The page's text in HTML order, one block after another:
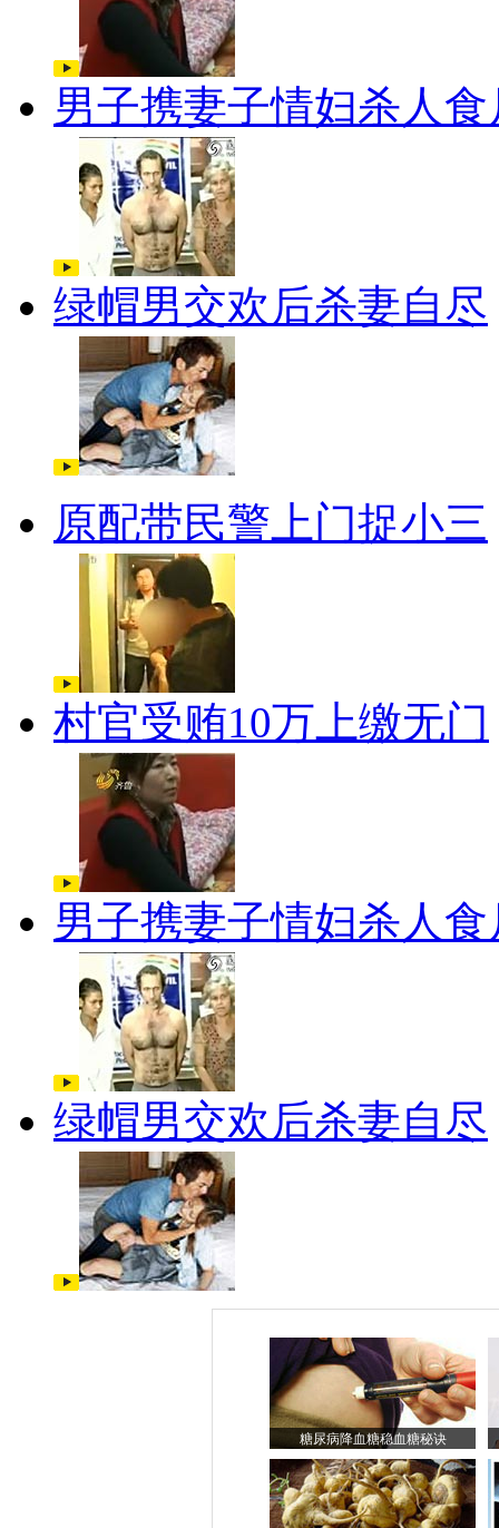
男子携妻子情妇杀人食
绿帽男交欢后杀妻自尽
原配带民警上门捉小三
村官受贿10万上缴无门
男子携妻子情妇杀人食
绿帽男交欢后杀妻自尽
糖尿病降血糖稳血糖秘诀